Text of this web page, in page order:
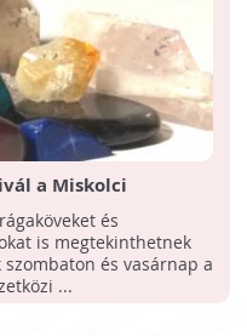
a Miskolci
és
is megtekinthetnek
és vasárnap a
...